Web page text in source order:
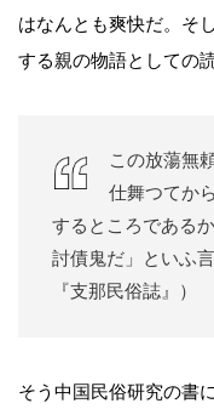
はなんとも爽快だ。そ
する親の物語としての
この放蕩無
仕舞つてか
するところである
討債鬼だ」といふ
『支那民俗誌』）
そう中国民俗研究の書